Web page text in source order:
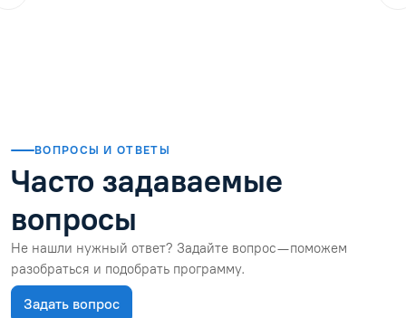
ВОПРОСЫ И ОТВЕТЫ
Часто задаваемые
вопросы
Не нашли нужный ответ? Задайте вопрос — поможем
разобраться и подобрать программу.
Задать вопрос